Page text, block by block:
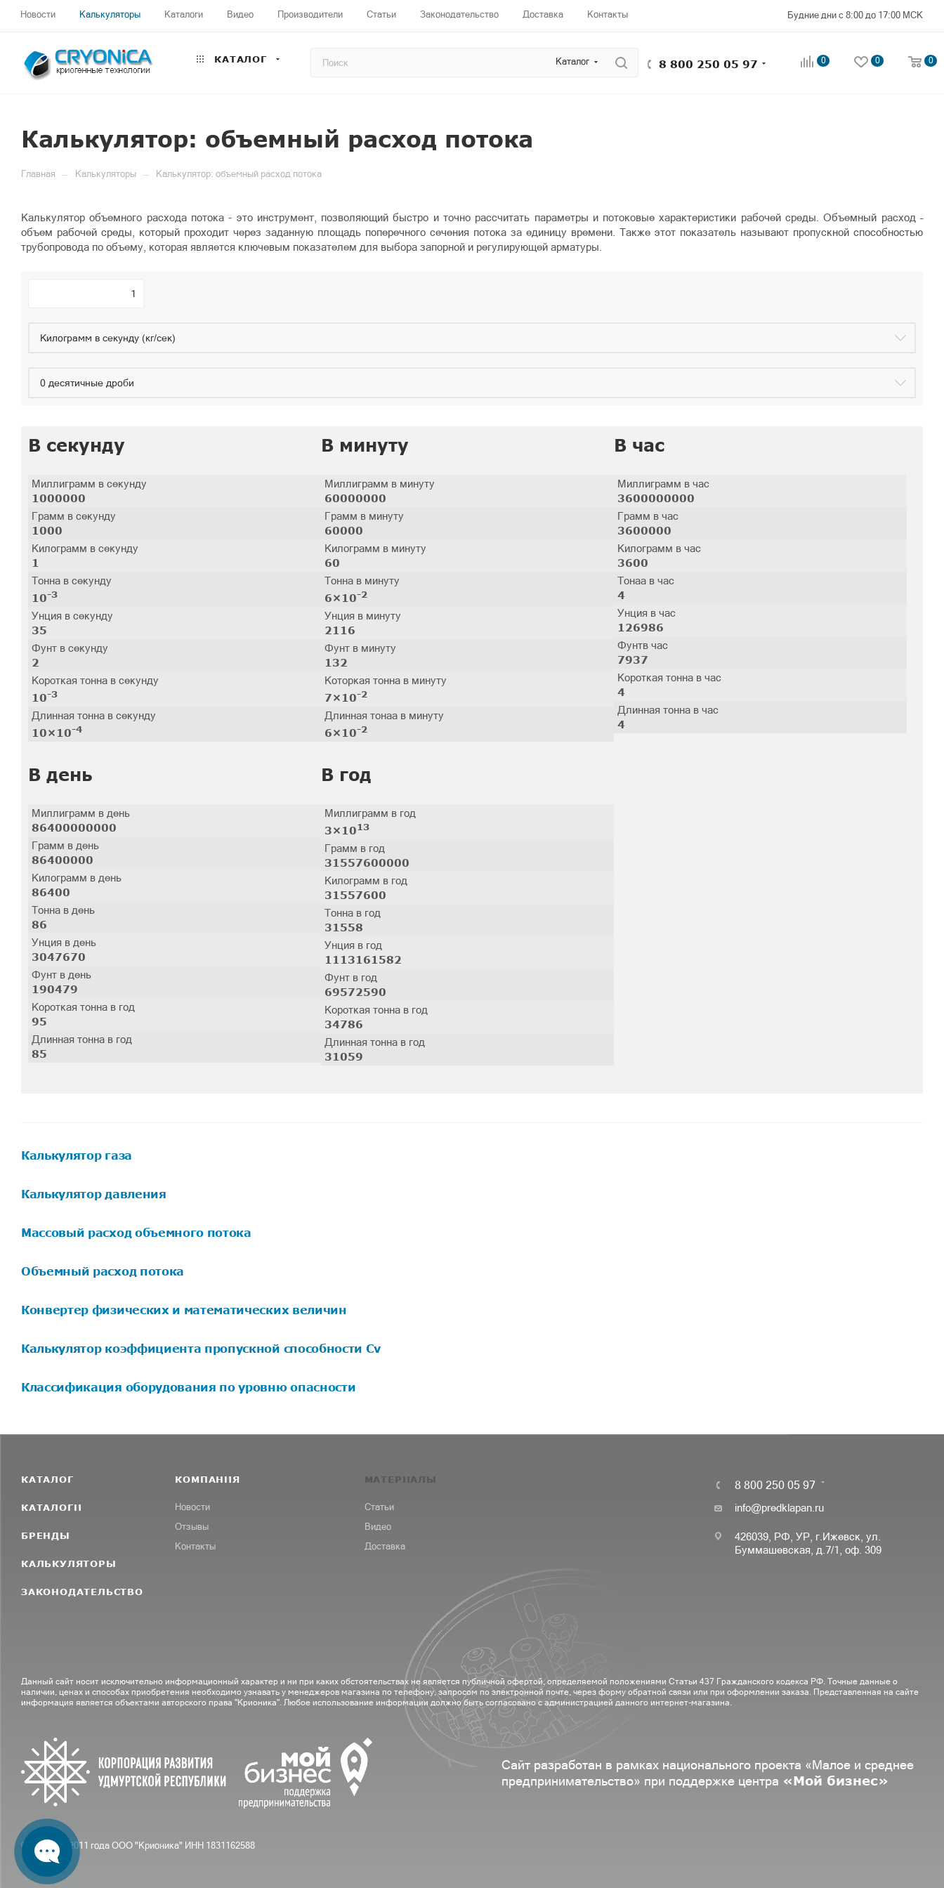
Новости Калькуляторы Каталоги Видео Производители Статьи Законодательство Доставка Контакты Будние дни с 8:00 до 17:00 МСК
КАТАЛОГ Каталог 8 800 250 05 97 0 0 0
Калькулятор: объемный расход потока
Главная — Калькуляторы — Калькулятор: объемный расход потока
Калькулятор объемного расхода потока - это инструмент, позволяющий быстро и точно рассчитать параметры и потоковые характеристики рабочей среды. Объемный расход –
объем рабочей среды, который проходит через заданную площадь поперечного сечения потока за единицу времени. Также этот показатель называют пропускной способностью
трубопровода по объему, которая является ключевым показателем для выбора запорной и регулирующей арматуры.
В секунду
Миллиграмм в секунду
1000000
Грамм в секунду
1000
Килограмм в секунду
1
Тонна в секунду
10-3
Унция в секунду
35
Фунт в секунду
2
Короткая тонна в секунду
10-3
Длинная тонна в секунду
10×10-4
В минуту
Миллиграмм в минуту
60000000
Грамм в минуту
60000
Килограмм в минуту
60
Тонна в минуту
6×10-2
Унция в минуту
2116
Фунт в минуту
132
Которкая тонна в минуту
7×10-2
Длинная тонаа в минуту
6×10-2
В час
Миллиграмм в час
3600000000
Грамм в час
3600000
Килограмм в час
3600
Тонаа в час
4
Унция в час
126986
Фунтв час
7937
Короткая тонна в час
4
Длинная тонна в час
4
В день
Миллиграмм в день
86400000000
Грамм в день
86400000
Килограмм в день
86400
Тонна в день
86
Унция в день
3047670
Фунт в день
190479
Короткая тонна в год
95
Длинная тонна в год
85
В год
Миллиграмм в год
3×1013
Грамм в год
31557600000
Килограмм в год
31557600
Тонна в год
31558
Унция в год
1113161582
Фунт в год
69572590
Короткая тонна в год
34786
Длинная тонна в год
31059
Калькулятор газа
Калькулятор давления
Массовый расход объемного потока
Объемный расход потока
Конвертер физических и математических величин
Калькулятор коэффициента пропускной способности Cv
Классификация оборудования по уровню опасности
КАТАЛОГ
КАТАЛОГИ
БРЕНДЫ
КАЛЬКУЛЯТОРЫ
ЗАКОНОДАТЕЛЬСТВО
КОМПАНИЯ
Новости
Отзывы
Контакты
МАТЕРИАЛЫ
Статьи
Видео
Доставка
8 800 250 05 97
info@predklapan.ru
426039, РФ, УР, г.Ижевск, ул.
Буммашевская, д.7/1, оф. 309
Данный сайт носит исключительно информационный характер и ни при каких обстоятельствах не является публичной офертой, определяемой положениями Статьи 437 Гражданского кодекса РФ. Точные данные о
наличии, ценах и способах приобретения необходимо узнавать у менеджеров магазина по телефону, запросом по электронной почте, через форму обратной связи или при оформлении заказа. Представленная на сайте
информация является объектами авторского права "Крионика". Любое использование информации должно быть согласовано с администрацией данного интернет-магазина.
Сайт разработан в рамках национального проекта «Малое и среднее
предпринимательство» при поддержке центра «Мой бизнес»
© С вами с 2011 года ООО "Крионика" ИНН 1831162588